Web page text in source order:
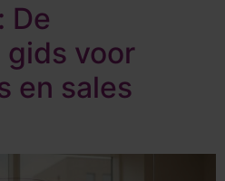
De
voor
en sales